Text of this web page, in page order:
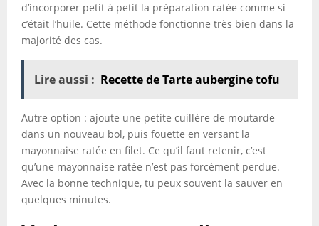
d’incorporer petit à petit la préparation ratée comme si
c’était l’huile. Cette méthode fonctionne très bien dans la
majorité des cas.
Lire aussi : Recette de Tarte aubergine tofu
Autre option : ajoute une petite cuillère de moutarde
dans un nouveau bol, puis fouette en versant la
mayonnaise ratée en filet. Ce qu’il faut retenir, c’est
qu’une mayonnaise ratée n’est pas forcément perdue.
Avec la bonne technique, tu peux souvent la sauver en
quelques minutes.